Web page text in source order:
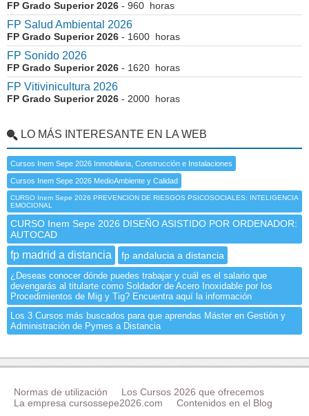
FP Grado Superior 2026 - 960 horas
FP Salud Ambiental 2026
FP Grado Superior 2026 - 1600 horas
FP Sonido 2026
FP Grado Superior 2026 - 1620 horas
FP Vitivinicultura 2026
FP Grado Superior 2026 - 2000 horas
LO MÁS INTERESANTE EN LA WEB
Cursos Inem Sepe 2026 Inmobiliaria, Construcción e Instalaciones
Cursos Inem Sepe 2026 MedioAmbiente y Calidad
CURSO Inem Sepe 2026 PREVENCION DE RIESGOS PSICOSOCIALES: INTELIGENCIA
EMOCIONAL
CURSO Inem Sepe 2026 DISEÑO ASISTIDO POR ORDENADOR:
AUTOCAD
fp madrid a distancia fp andalucia a distancia
¿Deseas conocer dónde puedes trabajar y cuál es el salario que
devengarás al titularte como Soldador de Acero Inoxidable por los
Procedimientos de Mig y Tig? Encuentra aquí la información
Los 3 Cursos más buscados para que aprendas Máster en Gestión y
Administración de Pymes a Distancia
Normas de utilización
Los Cursos 2026 que ofrecemos
La empresa cursossepe2026.com
Contenidos en el Blog